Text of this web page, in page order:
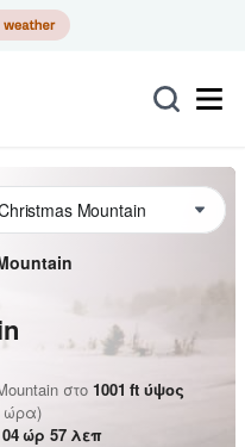
στο 1001 ft ύψος
ώρα)
04ώρ 57 λεπ